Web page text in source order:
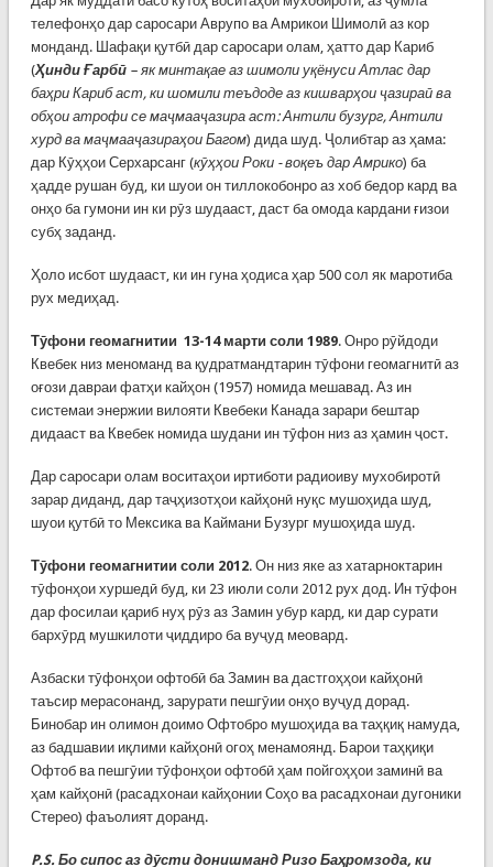
телефонҳо дар саросари Аврупо ва Амрикои Шимолӣ аз кор
монданд. Шафақи қутбӣ дар саросари олам, ҳатто дар Кариб
(Ҳинди Ғарбӣ– як минтақае аз шимоли уқёнуси Атлас дар
баҳри Кариб аст, ки шомили теъдоде аз кишварҳои ҷазираӣ ва
обҳои атрофи се маҷмааҷазира аст: Антили бузург, Антили
хурд ва маҷмааҷазираҳои Багом) дида шуд. Ҷолибтар аз ҳама:
дар Кӯҳҳои Серхарсанг (кӯҳҳои Роки - воқеъ дар Амрико) ба
ҳадде рушан буд, ки шуои он тиллокобонро аз хоб бедор кард ва
онҳо ба гумони ин ки рӯз шудааст, даст ба омода кардани ғизои
субҳ заданд.
Ҳоло исбот шудааст, ки ин гуна ҳодиса ҳар 500 сол як маротиба
рух медиҳад.
Тӯфони геомагнитии 13-14 марти соли 1989. Онро рӯйдоди
Квебек низ меноманд ва қудратмандтарин тӯфони геомагнитӣ аз
оғози давраи фатҳи кайҳон (1957) номида мешавад. Аз ин
системаи энержии вилояти Квебеки Канада зарари бештар
дидааст ва Квебек номида шудани ин тӯфон низ аз ҳамин ҷост.
Дар саросари олам воситаҳои иртиботи радиоиву мухобиротӣ
зарар диданд, дар таҷҳизотҳои кайҳонӣ нуқс мушоҳида шуд,
шуои қутбӣ то Мексика ва Каймани Бузург мушоҳида шуд.
Тӯфони геомагнитии соли 2012. Он низ яке аз хатарноктарин
тӯфонҳои хуршедӣ буд, ки 23 июли соли 2012 рух дод. Ин тӯфон
дар фосилаи қариб нуҳ рӯз аз Замин убур кард, ки дар сурати
бархӯрд мушкилоти ҷиддиро ба вуҷуд меовард.
Азбаски тӯфонҳои офтобӣ ба Замин ва дастгоҳҳои кайҳонӣ
таъсир мерасонанд, зарурати пешгӯии онҳо вуҷуд дорад.
Бинобар ин олимон доимо Офтобро мушоҳида ва таҳқиқ намуда,
аз бадшавии иқлими кайҳонӣ огоҳ менамоянд. Барои таҳқиқи
Офтоб ва пешгӯии тӯфонҳои офтобӣ ҳам пойгоҳҳои заминӣ ва
ҳам кайҳонӣ (расадхонаи кайҳонии Соҳо ва расадхонаи дугоники
Стерео) фаъолият доранд.
P.S. Бо сипос аз дӯсти донишманд Ризо Баҳромзода, ки